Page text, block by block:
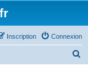
Connexion
Inscription